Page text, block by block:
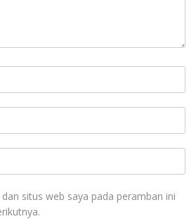
situs web saya pada peramban ini